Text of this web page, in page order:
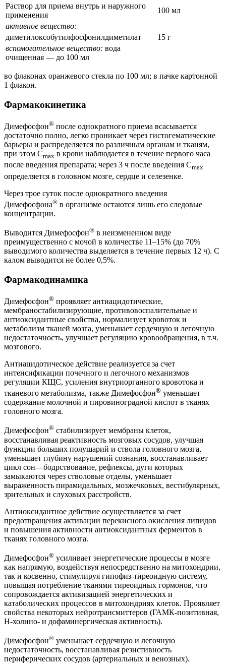
Раствор для приема внутрь и наружного
применения
100 мл
активное вещество:
диметилоксобутилфосфонилдиметилат
15 г
вспомогательное вещество: вода
очищенная — до 100 мл
во флаконах оранжевого стекла по 100 мл; в пачке картонной
1 флакон.
Фармакокинетика
Димефосфон® после однократного приема всасывается
достаточно полно, легко проникает через гистогематические
барьеры и распределяется по различным органам и тканям,
при этом Cmax в крови наблюдается в течение первого часа
после введения препарата; через 3 ч после введения Cmax
определяется в головном мозге, сердце и селезенке.
Через трое суток после однократного введения
Димефосфона® в организме остаются лишь его следовые
концентрации.
Выводится Димефосфон® в неизмененном виде
преимущественно с мочой в количестве 11–15% (до 70%
выводимого количества выделяется в течение первых 12 ч). С
калом выводится не более 0,5%.
Фармакодинамика
Димефосфон® проявляет антиацидотические,
мембраностабилизирующие, противовоспалительные и
антиоксидантные свойства, нормализует кровоток и
метаболизм тканей мозга, уменьшает сердечную и легочную
недостаточность, улучшает регуляцию кровообращения, в т.ч.
мозгового.
Антиацидотическое действие реализуется за счет
интенсификации почечного и легочного механизмов
регуляции КЩС, усиления внутриорганного кровотока и
тканевого метаболизма, также Димефосфон® уменьшает
содержание молочной и пировиноградной кислот в тканях
головного мозга.
Димефосфон® стабилизирует мембраны клеток,
восстанавливая реактивность мозговых сосудов, улучшая
функции больших полушарий и ствола головного мозга,
уменьшает глубину нарушений сознания, восстанавливает
цикл сон—бодрствование, рефлексы, дуги которых
замыкаются через стволовые отделы, уменьшает
выраженность пирамидальных, мозжечковых, вестибулярных,
зрительных и слуховых расстройств.
Антиоксидантное действие осуществляется за счет
предотвращения активации перекисного окисления липидов
и повышения активности антиоксидантных ферментов в
тканях головного мозга.
Димефосфон® усиливает энергетические процессы в мозге
как напрямую, воздействуя непосредственно на митохондрии,
так и косвенно, стимулируя гипофиз-тиреоидную систему,
повышая потребление тканями тиреоидных гормонов, что
сопровождается активизацией энергетических и
катаболических процессов в митохондриях клеток. Проявляет
свойства некоторых нейротрансмиттеров (ГАМК-позитивная,
Н-холино- и дофаминергическая активность).
Димефосфон® уменьшает сердечную и легочную
недостаточность, восстанавливая резистивность
периферических сосудов (артериальных и венозных).